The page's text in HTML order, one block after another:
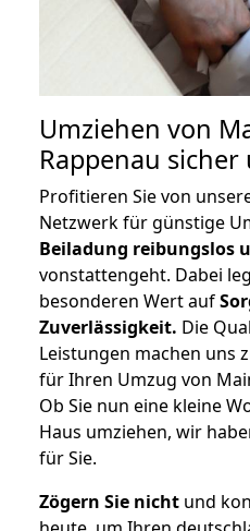
Umziehen von
Rappenau sicher
Profitieren Sie von
Netzwerk für günstige
Beiladung reibungslos
vonstattengeht. Dabei
besonderen Wert auf
Zuverlässigkeit. Die
Leistungen machen uns
für Ihren Umzug von
Ob Sie nun eine kleine
Haus umziehen, wir
für Sie.
Zögern Sie nicht und